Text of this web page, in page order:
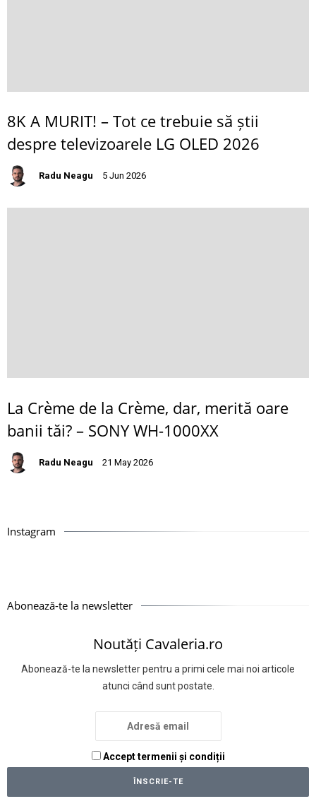
8K A MURIT! – Tot ce trebuie să știi
despre televizoarele LG OLED 2026
Radu Neagu 5 Jun 2026
La Crème de la Crème, dar, merită oare
banii tăi? – SONY WH-1000XX
Radu Neagu 21 May 2026
Instagram
Abonează-te la newsletter
Noutăți Cavaleria.ro
Abonează-te la newsletter pentru a primi cele mai noi articole
atunci când sunt postate.
Accept termenii și condiții